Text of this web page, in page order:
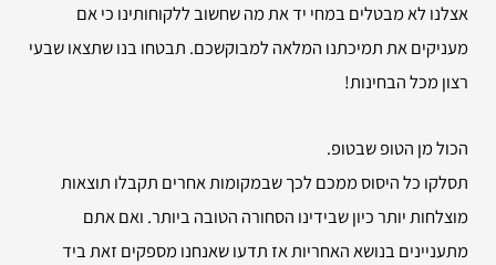
אצלנו לא מבטלים במחי יד את מה שחשוב ללקוחותינו כי אם
מעניקים את תמיכתנו המלאה למבוקשכם. תבטחו בנו שתצאו שבעי
רצון מכל הבחינות!
הכול מן הטופ שבטופ.
תסלקו כל היסוס ממכם לכך שבמקומות אחרים תקבלו תוצאות
מוצלחות יותר כיון שבידינו הסחורה הטובה ביותר. ואם אתם
מתעניינים בנושא האחריות אז תדעו שאנחנו מספקים זאת ביד